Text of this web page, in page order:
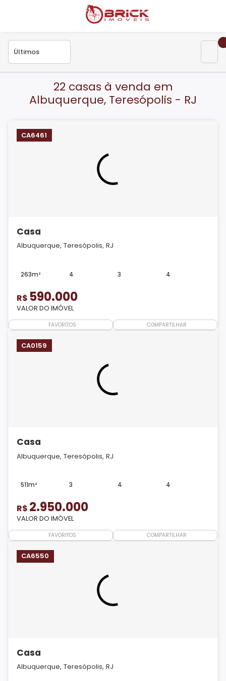
22 casas à venda em
Albuquerque, Teresópolis - RJ
CA6461
Casa
Albuquerque, Teresópolis, RJ
263m² 4 3 4
R$ 590.000
VALOR DO IMÓVEL
FAVORITOS COMPARTILHAR
CA0159
Casa
Albuquerque, Teresópolis, RJ
511m² 3 4 4
R$ 2.950.000
VALOR DO IMÓVEL
FAVORITOS COMPARTILHAR
CA6550
Casa
Albuquerque, Teresópolis, RJ